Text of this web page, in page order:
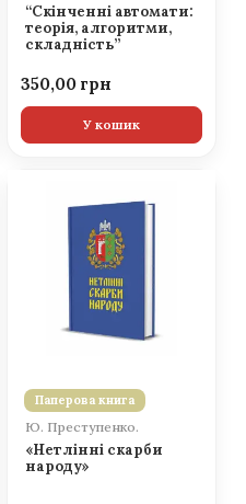
“Скінченні автомати:
теорія, алгоритми,
складність”
350,00
У кошик
Паперова книга
Ю. Преступенко.
«Нетлінні скарби
народу»